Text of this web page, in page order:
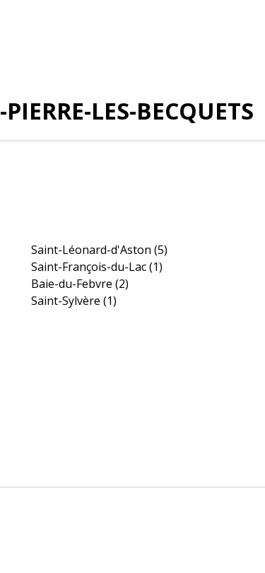
LES-BECQUETS
Saint-Léonard-d'Aston(5)
Saint-François-du-Lac(1)
Baie-du-Febvre(2)
Saint-Sylvère(1)